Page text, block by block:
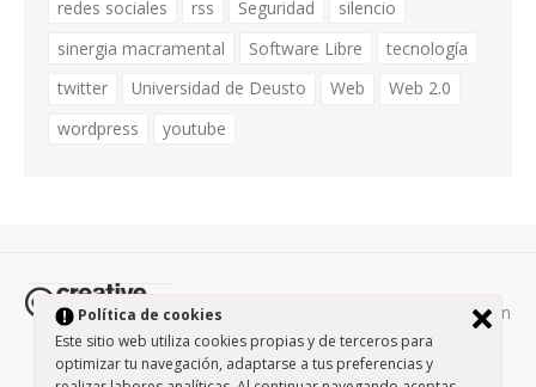
Política de cookies
Este sitio web utiliza cookies propias y de terceros para
optimizar tu navegación, adaptarse a tus preferencias y
redes sociales
rss Seguridad
silencio
sinergia macramental
Software Libre
tecnología
twitter
Universidad de Deusto Web
Web 2.0
wordpress
youtube
Todos los contenidos de esta página están
protegidos por la licencia Creative Commons Attribution-
NonCommercial-ShareAlike 3.0. / Política de privacidad